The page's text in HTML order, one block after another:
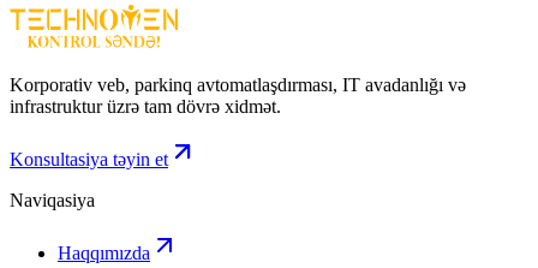
Korporativ veb, parkinq avtomatlaşdırması, IT avadanlığı və
infrastruktur üzrə tam dövrə xidmət.
Konsultasiya təyin et
Naviqasiya
Haqqımızda